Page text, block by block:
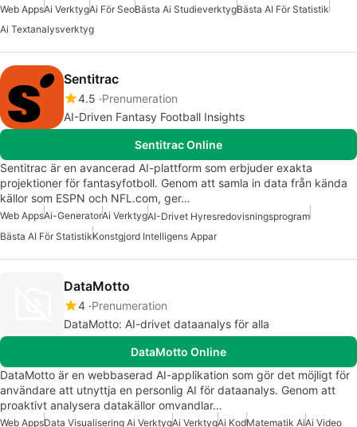
Web AppsAi VerktygAi För SeoBästa Ai StudieverktygBästa AI För Statistik
Ai Textanalysverktyg
Sentitrac
4.5 Prenumeration
AI-Driven Fantasy Football Insights
Sentitrac Online
Sentitrac är en avancerad AI-plattform som erbjuder exakta
projektioner för fantasyfotboll. Genom att samla in data från kända
källor som ESPN och NFL.com, ger…
Web AppsAi-GeneratorAi VerktygAI-Drivet Hyresredovisningsprogram
Bästa AI För StatistikKonstgjord Intelligens Appar
DataMotto
4 Prenumeration
DataMotto: AI-drivet dataanalys för alla
DataMotto Online
DataMotto är en webbaserad AI-applikation som gör det möjligt för
användare att utnyttja en personlig AI för dataanalys. Genom att
proaktivt analysera datakällor omvandlar…
Web AppsData Visualisering Ai VerktygAi VerktygAi KodMatematik AiAi Video